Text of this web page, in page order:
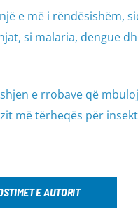
e më i rëndësishëm,
si malaria, dengue
e rrobave që
më tërheqës për
E AUTORIT